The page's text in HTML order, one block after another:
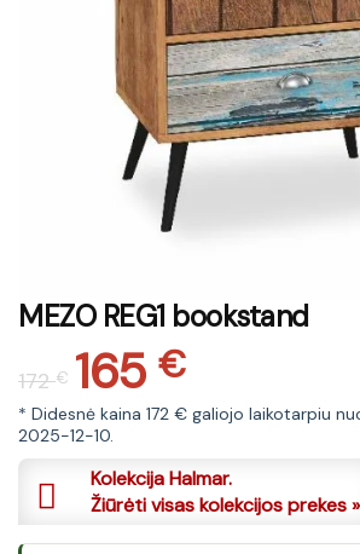
MEZO REG1 bookstand
172€
Original
price
was:
172 €.
165€
Current
price
is:
165 €.
* Didesnė kaina 172 € galiojo laikotarpiu
2025-12-10.
Kolekcija Halmar.
Žiūrėti visas kolekcijos prekes »